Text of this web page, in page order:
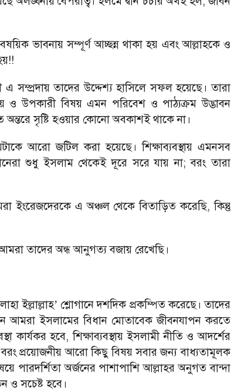
ভাবনায় সম্পূর্ণ আচ্ছন্ন থাকা হয় এবং আল্লাহকে ও
সম্প্রদায় তাদের উদ্দেশ্য হাসিলে সফল হয়েছে। তারা
ও উপকারী বিষয় এমন পরিবেশ ও পাঠ্যক্রম উদ্ভাবন
সৃষ্টি হওয়ার কোনো অবকাশই থাকে না।
আরো জটিল করা হয়েছে। শিক্ষাব্যবস্থায় এমনসব
শুধু ইসলাম থেকেই দূরে সরে যায় না; বরং তারা
ইংরেজদেরকে এ অঞ্চল থেকে বিতাড়িত করেছি, কিন্তু
আমরা তাদের অন্ধ আনুগত্য বজায় রেখেছি।
ইল্লাল্লাহ’ শ্লোগানে দশদিক প্রকম্পিত করেছে। তাদের
আমরা ইসলামের বিধান মোতাবেক জীবনযাপন করতে
কার্যকর হবে, শিক্ষাব্যবস্থায় ইসলামী নীতি ও আদর্শের
প্রয়োজনীয় আরো কিছু বিষয় সবার জন্য বাধ্যতামূলক
পারদর্শিতা অর্জনের পাশাপাশি আল্লাহর অনুগত বান্দা
ও সচেষ্ট হবে।